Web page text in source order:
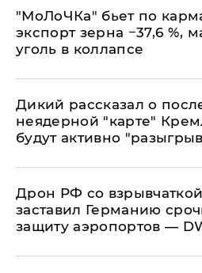
​"МоЛоЧКа" бьет по
экспорт зерна −37,6 %,
уголь в коллапсе
Дикий рассказал о
неядерной "карте"
будут активно
​Дрон РФ со
заставил Германию
защиту аэропортов —